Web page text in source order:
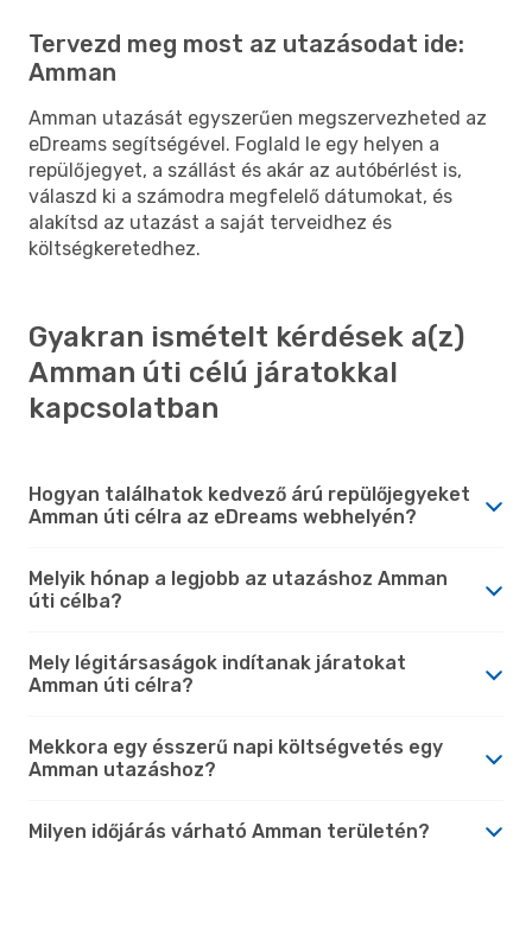
Tervezd meg most az utazásodat ide:
Amman
Amman utazását egyszerűen megszervezheted az
eDreams segítségével. Foglald le egy helyen a
repülőjegyet, a szállást és akár az autóbérlést is,
válaszd ki a számodra megfelelő dátumokat, és
alakítsd az utazást a saját terveidhez és
költségkeretedhez.
Gyakran ismételt kérdések a(z)
Amman úti célú járatokkal
kapcsolatban
Hogyan találhatok kedvező árú repülőjegyeket
Amman úti célra az eDreams webhelyén?
Melyik hónap a legjobb az utazáshoz Amman
úti célba?
Mely légitársaságok indítanak járatokat
Amman úti célra?
Mekkora egy ésszerű napi költségvetés egy
Amman utazáshoz?
Milyen időjárás várható Amman területén?